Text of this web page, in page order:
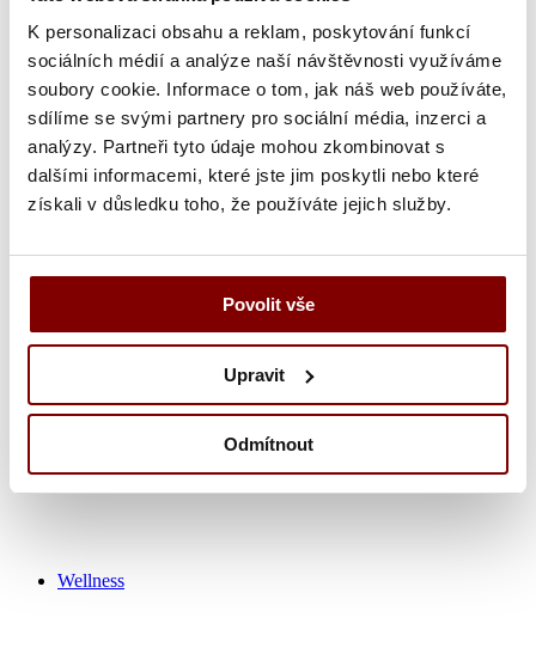
K personalizaci obsahu a reklam, poskytování funkcí
sociálních médií a analýze naší návštěvnosti využíváme
soubory cookie. Informace o tom, jak náš web používáte,
sdílíme se svými partnery pro sociální média, inzerci a
analýzy. Partneři tyto údaje mohou zkombinovat s
dalšími informacemi, které jste jim poskytli nebo které
získali v důsledku toho, že používáte jejich služby.
Povolit vše
Upravit
Odmítnout
Tričká / polokošeľa
Zdravotnícke plášťa
Čiapky
Wellness